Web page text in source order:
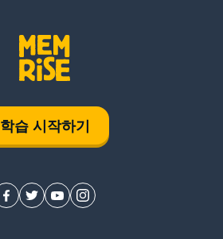
학습 시작하기